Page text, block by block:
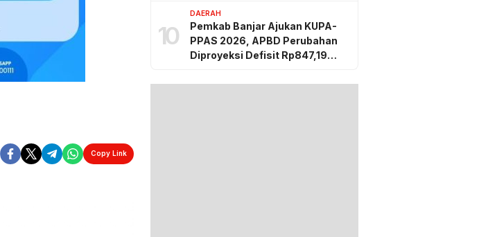
Copy Link
10
DAERAH
Pemkab Banjar Ajukan KUPA-
PPAS 2026, APBD Perubahan
Diproyeksi Defisit Rp847,19